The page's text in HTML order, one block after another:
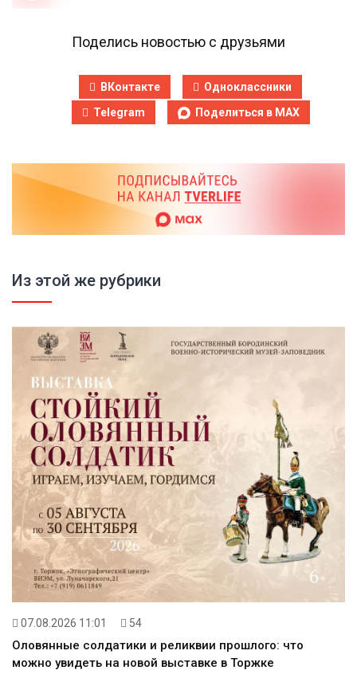
Поделись новостью с друзьями
ВКонтакте
Одноклассники
Telegram
Поделиться в MAX
Из этой же рубрики
07.08.2026 11:01 54
Оловянные солдатики и реликвии прошлого: что
можно увидеть на новой выставке в Торжке